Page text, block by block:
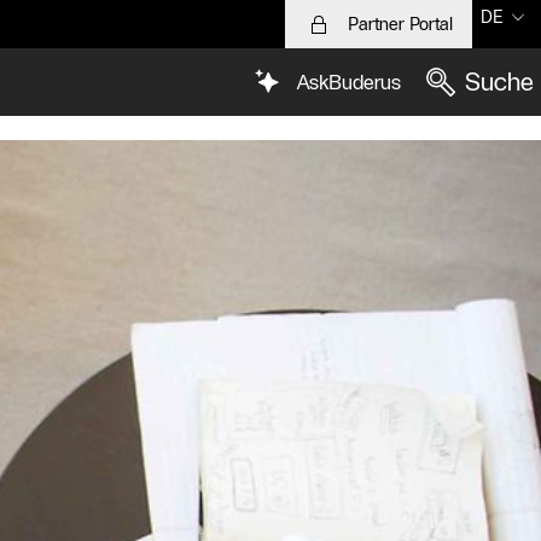
Partner Portal DE
AskBuderus Suche